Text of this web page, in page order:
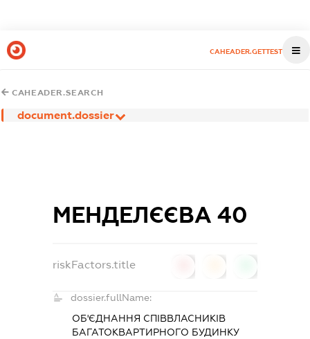
CAHEADER.GETTEST
CAHEADER.SEARCH
document.dossier
МЕНДЕЛЄЄВА 40
riskFactors.title
dossier.fullName:
ОБ'ЄДНАННЯ СПІВВЛАСНИКІВ
БАГАТОКВАРТИРНОГО БУДИНКУ